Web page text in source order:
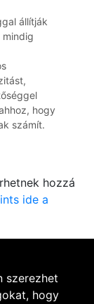
állítják
hogy
számít.
hozzá
ide a
szerezhet
hogy